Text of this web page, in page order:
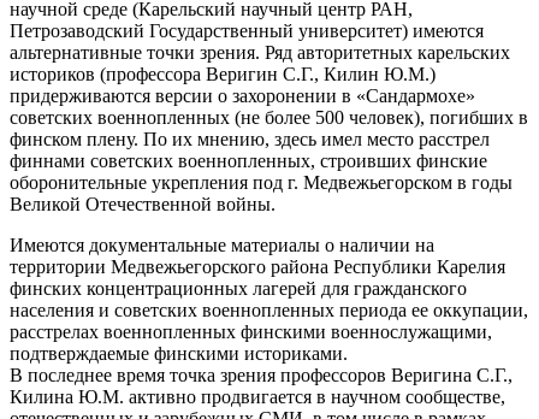
научной среде (Карельский научный центр РАН,
Петрозаводский Государственный университет) имеются
альтернативные точки зрения. Ряд авторитетных карельских
историков (профессора Веригин С.Г., Килин Ю.М.)
придерживаются версии о захоронении в «Сандармохе»
советских военнопленных (не более 500 человек), погибших в
финском плену. По их мнению, здесь имел место расстрел
финнами советских военнопленных, строивших финские
оборонительные укрепления под г. Медвежьегорском в годы
Великой Отечественной войны.
Имеются документальные материалы о наличии на
территории Медвежьегорского района Республики Карелия
финских концентрационных лагерей для гражданского
населения и советских военнопленных периода ее оккупации,
расстрелах военнопленных финскими военнослужащими,
подтверждаемые финскими историками.
В последнее время точка зрения профессоров Веригина С.Г.,
Килина Ю.М. активно продвигается в научном сообществе,